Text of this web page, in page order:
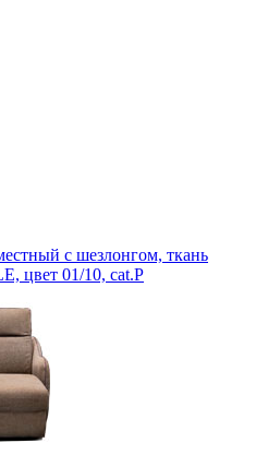
с шезлонгом, ткань
цвет 01/10, cat.P